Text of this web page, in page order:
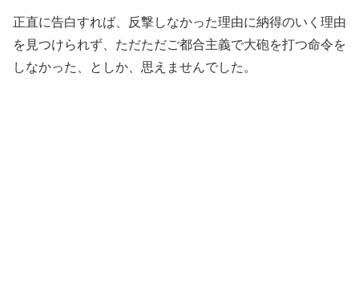
正直に告白すれば、反撃しなかった理由に納得のいく理由
を見つけられず、ただただご都合主義で大砲を打つ命令を
しなかった、としか、思えませんでした。